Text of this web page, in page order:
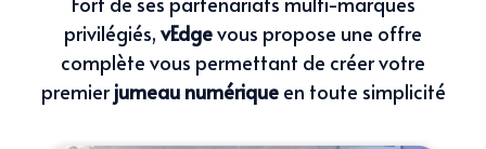
privilégiés, vEdgevous propose une offre
complète vous permettant de créer votre
premierjumeau numérique en toute simplicité